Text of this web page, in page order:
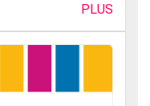
PLUS